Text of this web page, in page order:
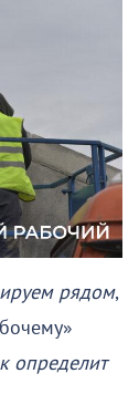
рядом,
определит